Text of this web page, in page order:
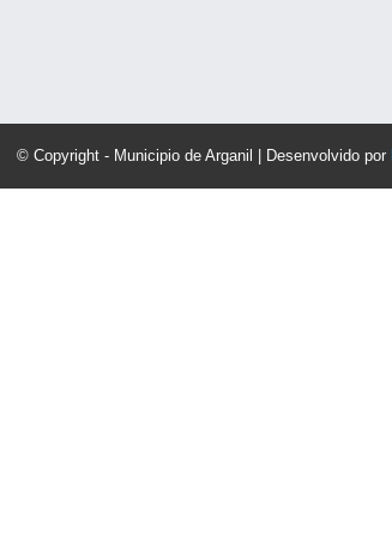
© Copyright - Municipio de Arganil | Desenvolvido por